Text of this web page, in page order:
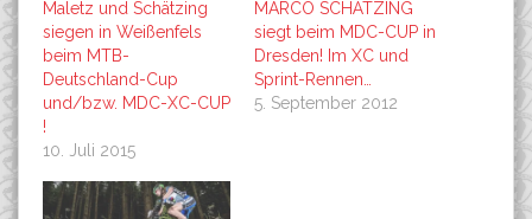
Maletz und Schätzing
siegen in Weißenfels
beim MTB-
Deutschland-Cup
und/bzw. MDC-XC-CUP
!
10. Juli 2015
MARCO SCHÄTZING
siegt beim MDC-CUP in
Dresden! Im XC und
Sprint-Rennen…
5. September 2012